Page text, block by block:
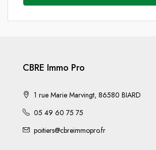
CBRE Immo Pro
1 rue Marie Marvingt, 86580 BIARD
05 49 60 75 75
poitiers@cbreimmopro.fr